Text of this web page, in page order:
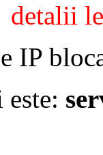
detalii
IP